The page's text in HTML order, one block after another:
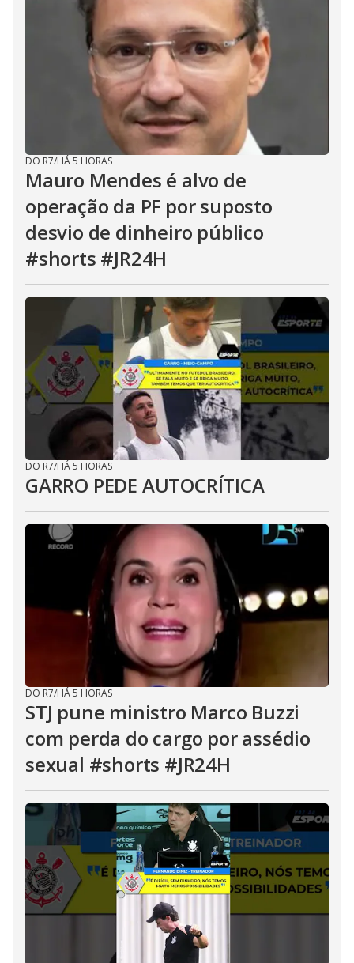
DO R7/HÁ 5 HORAS
Mauro Mendes é alvo de
operação da PF por suposto
desvio de dinheiro público
#shorts #JR24H
DO R7/HÁ 5 HORAS
GARRO PEDE AUTOCRÍTICA
DO R7/HÁ 5 HORAS
STJ pune ministro Marco Buzzi
com perda do cargo por assédio
sexual #shorts #JR24H